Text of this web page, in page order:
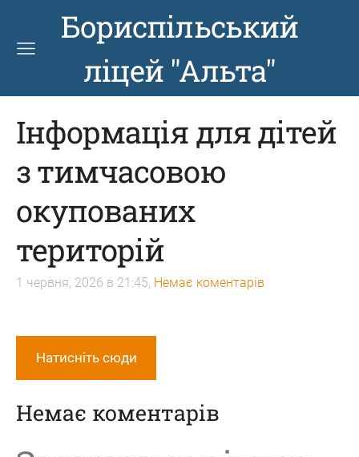
Бориспільський
ліцей "Альта"
Інформація для дітей
з тимчасовою
окупованих
територій
1 червня, 2026 в 21:45, Немає коментарів
Натисніть сюди
Немає коментарів